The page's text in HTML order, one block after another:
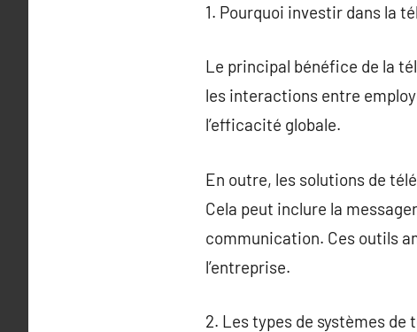
1. Pourquoi investir dans la
Le principal bénéfice de la
les interactions entre
l’efficacité globale.
En outre, les solutions de
Cela peut inclure la
communication. Ces outils
l’entreprise.
2. Les types de systèmes de